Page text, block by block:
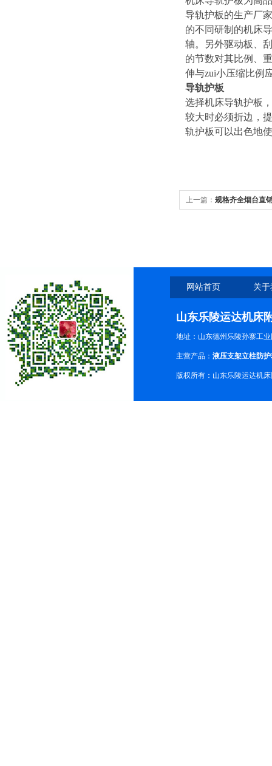
导轨护板的生产厂
的不同研制的机床
轴。另外驱动板、
的节数对其比例、
伸与zui小压缩比例
导轨护板
选择机床导轨护板
较大时必须折边，
轨护板可以出色地
上一篇： 规格齐全烟台直
网站首页 关
山东乐陵运达机床
地址：山东德州乐陵孙寨工
主营产品： 液压支架立柱防
版权所有：山东乐陵运达机